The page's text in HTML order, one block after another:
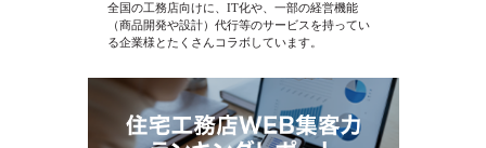
全国の工務店向けに、IT化や、一部の経営機能
（商品開発や設計）代行等のサービスを持ってい
る企業様とたくさんコラボしています。